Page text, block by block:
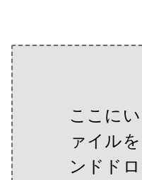
ここに
ァイル
ンドド